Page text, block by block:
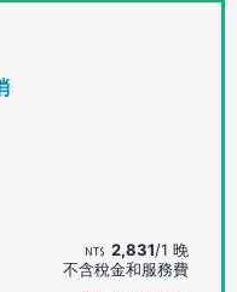
2,831/1 晚
不含稅金和服務費